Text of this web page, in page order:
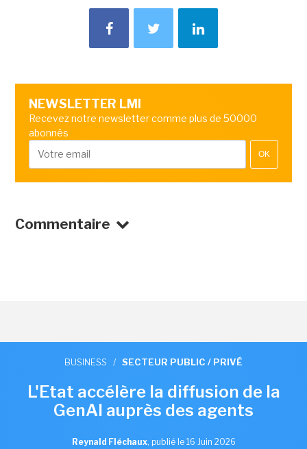
NEWSLETTER LMI
Recevez notre newsletter comme plus de 50000
abonnés
OK
Commentaire
BUSINESS / SECTEUR PUBLIC / PRIVÉ
L'Etat accélère la diffusion de la
GenAI auprès des agents
Reynald Fléchaux, publié le 16 Juin 2026